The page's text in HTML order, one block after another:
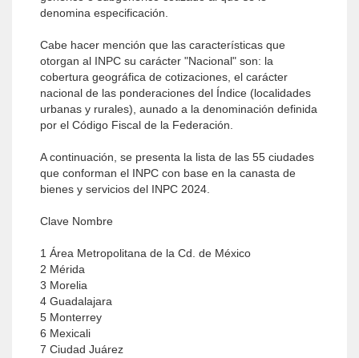
denomina especificación.
Cabe hacer mención que las características que
otorgan al INPC su carácter "Nacional" son: la
cobertura geográfica de cotizaciones, el carácter
nacional de las ponderaciones del Índice (localidades
urbanas y rurales), aunado a la denominación definida
por el Código Fiscal de la Federación.
A continuación, se presenta la lista de las 55 ciudades
que conforman el INPC con base en la canasta de
bienes y servicios del INPC 2024.
Clave Nombre
1 Área Metropolitana de la Cd. de México
2 Mérida
3 Morelia
4 Guadalajara
5 Monterrey
6 Mexicali
7 Ciudad Juárez